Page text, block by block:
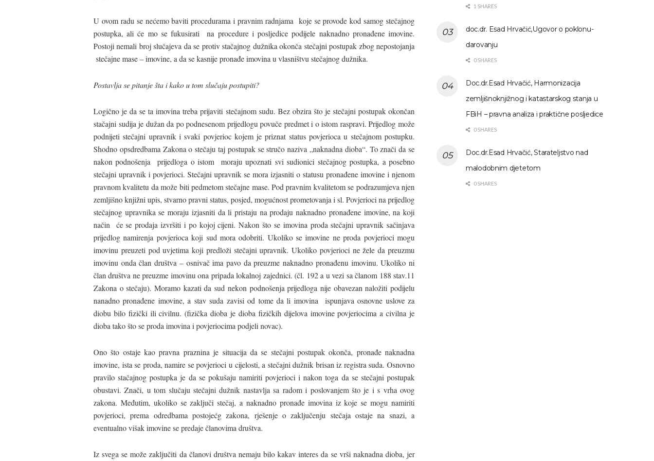
U ovom radu se nećemo baviti procedurama i pravnim radnjama koje se provode kod samog stečajnog
postupka, ali će mo se fukusirati na procedure i posljedice podijele naknadno pronađene imovine.
Postoji nemali broj slučajeva da se protiv stačajnog dužnika okonča stečajni postupak zbog nepostojanja
stečajne mase – imovine, a da se kasnije pronađe imovina u vlasništvu stečajnog dužnika.
Postavlja se pitanje šta i kako u tom slučaju postupiti?
Logično je da se ta imovina treba prijaviti stečajnom sudu. Bez obzira što je stečajni postupak okončan
stačajni sudija je dužan da po podnesenom prijedlogu povuče predmet i o istom raspravi. Prijedlog može
podnijeti stečajni upravnik i svaki povjerioc kojem je priznat status povjerioca u stečajnom postupku.
Shodno opsdredbama Zakona o stečaju taj postupak se stručo naziva „naknadna dioba“. To znači da se
nakon podnošenja prijedloga o istom moraju upoznati svi sudionici stečajnog postupka, a posebno
stečajni upravnik i povjerioci. Stečajni upravnik se mora izjasniti o statusu pronađene imovine i njenom
pravnom kvalitetu da može biti pedmetom stečajne mase. Pod pravnim kvalitetom se podrazumjeva njen
zemljišno knjižni upis, stvarno pravni status, posjed, mogućnost prometovanja i sl. Povjerioci na prijedlog
stečajnog upravnika se moraju izjasniti da li pristaju na prodaju naknadno pronađene imovine, na koji
način će se prodaja izvršiti i po kojoj cijeni. Nakon što se imovina proda stečajni upravnik sačinjava
prijedlog namirenja povjerioca koji sud mora odobriti. Ukoliko se imovine ne proda povjerioci mogu
imovinu preuzeti pod uvjetima koji predloži stečajni upravnik. Ukoliko povjerioci ne žele da preuzmu
imovinu onda član društva – osnivač ima pavo da preuzme naknadno pronađenu imovinu. Ukoliko ni
član društva ne preuzme imovinu ona pripada lokalnoj zajednici. (čl. 192 a u vezi sa članom 188 stav.11
Zakona o stečaju). Moramo kazati da sud nekon podnošenja prijedloga nije obavezan naložiti podijelu
nanadno pronađene imovine, a stav suda zavisi od tome da li imovina ispunjava osnovne uslove za
diobu bilo fizički ili civilnu. (fizička dioba je dioba fizičkih dijelova imovine povjeriocima a civilna je
dioba tako što se proda imovina i povjeriocima podjeli novac).
Ono što ostaje kao pravna praznina je situacija da se stečajni postupak okonča, pronađe naknadna
imovine, ista se proda, namire se povjerioci u cijelosti, a stečajni dužnik brisan iz registra suda. Osnovno
pravilo stačajnog postupka je da se pokušaju namiriti povjerioci i nakon toga da se stečajni postupak
obustavi. Znači, u tom slučaju stečajni dužnik nastavlja sa radom i poslovanjem što je i s vrha ovog
zakona. Međutim, ukoliko se zaključi stečaj, a naknadno pronađe imovina iz koje se mogu namiriti
povjerioci, prema odredbama postojećg zakona, rješenje o zaključenju stečaja ostaje na snazi, a
eventualno višak imovine se predaje članovima društva.
Iz svega se može zaključiti da članovi društva nemaju bilo kakav interes da se vrši naknadna dioba, jer
1 SHARES
doc.dr. Esad Hrvačić,Ugovor o poklonu-
darovanju
0 SHARES
Doc.dr.Esad Hrvačić, Harmonizacija
zemljišnoknjižnog i katastarskog stanja u
FBiH – pravna analiza i praktične posljedice
0 SHARES
Doc.dr.Esad Hrvačić, Starateljstvo nad
malodobnim djetetom
0 SHARES